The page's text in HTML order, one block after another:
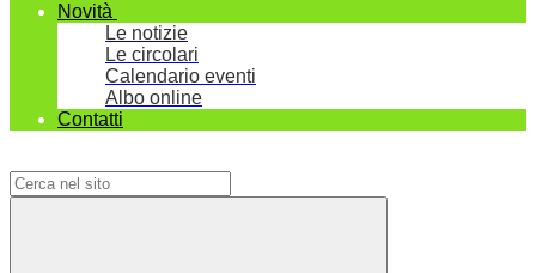
Novità
Le notizie
Le circolari
Calendario eventi
Albo online
Contatti